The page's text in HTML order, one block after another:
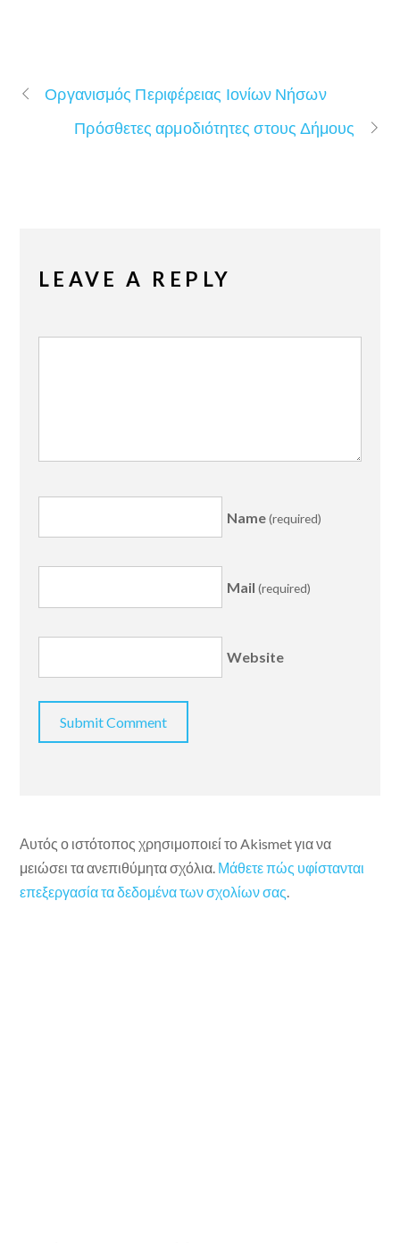
Οργανισμός Περιφέρειας Ιονίων Νήσων
Πρόσθετες αρμοδιότητες στους Δήμους
LEAVE A REPLY
Name(required)
Mail (required)
Website
Αυτός ο ιστότοπος χρησιμοποιεί το Akismet για να
μειώσει τα ανεπιθύμητα σχόλια. Μάθετε πώς υφίστανται
επεξεργασία τα δεδομένα των σχολίων σας.